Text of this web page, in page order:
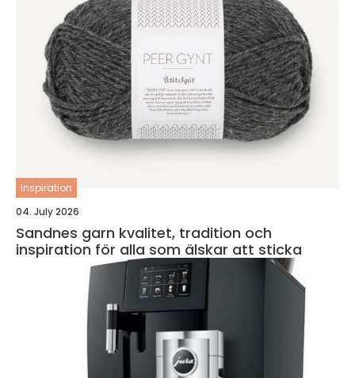
inspiration
04. July 2026
Sandnes garn kvalitet, tradition och
inspiration för alla som älskar att sticka